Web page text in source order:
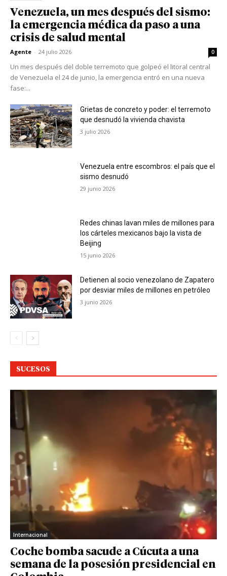
Venezuela, un mes después del sismo:
la emergencia médica da paso a una
crisis de salud mental
Agente - 24 julio 2026 0
Un mes después del doble terremoto que golpeó el litoral central
de Venezuela el 24 de junio, la emergencia entró en una nueva
fase:...
Grietas de concreto y poder: el terremoto
que desnudó la vivienda chavista
3 julio 2026
Venezuela entre escombros: el país que el
sismo desnudó
29 junio 2026
Redes chinas lavan miles de millones para
los cárteles mexicanos bajo la vista de
Beijing
15 junio 2026
Detienen al socio venezolano de Zapatero
por desviar miles de millones en petróleo
3 junio 2026
SUCESOS
Internacional
Coche bomba sacude a Cúcuta a una
semana de la posesión presidencial en